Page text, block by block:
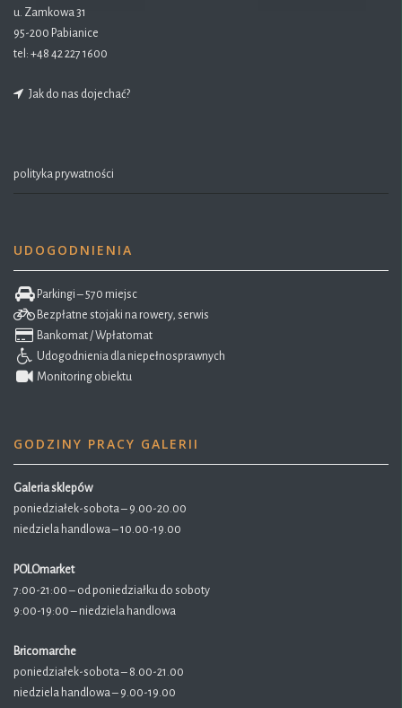
u. Zamkowa 31
95-200 Pabianice
tel: +48 42 227 1600
Jak do nas dojechać?
polityka prywatności
UDOGODNIENIA
Parkingi – 570 miejsc
Bezpłatne stojaki na rowery, serwis
Bankomat / Wpłatomat
Udogodnienia dla niepełnosprawnych
Monitoring obiektu
GODZINY PRACY GALERII
Galeria sklepów
poniedziałek-sobota – 9.00-20.00
niedziela handlowa – 10.00-19.00
POLOmarket
7:00-21:00 – od poniedziałku do soboty
9:00-19:00 – niedziela handlowa
Bricomarche
poniedziałek-sobota – 8.00-21.00
niedziela handlowa – 9.00-19.00